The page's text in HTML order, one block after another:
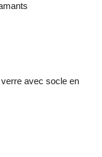
avec socle en